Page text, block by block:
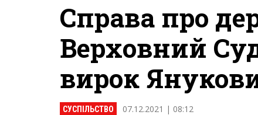
Справа про
Верховний
вирок
СУСПІЛЬСТВО 07.12.2021 | 08:12